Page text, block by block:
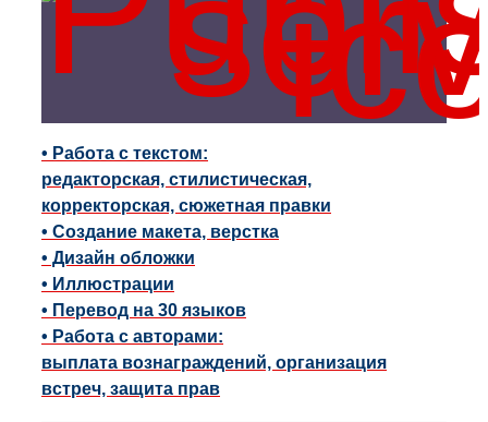
• Работа с текстом:
редакторская, стилистическая,
корректорская, сюжетная правки
• Создание макета, верстка
• Дизайн обложки
• Иллюстрации
• Перевод на 30 языков
• Работа с авторами:
выплата вознаграждений, организация
встреч, защита прав